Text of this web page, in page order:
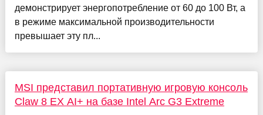
демонстрирует энергопотребление от 60 до 100 Вт, а
в режиме максимальной производительности
превышает эту пл...
MSI представил портативную игровую консоль
Claw 8 EX AI+ на базе Intel Arc G3 Extreme